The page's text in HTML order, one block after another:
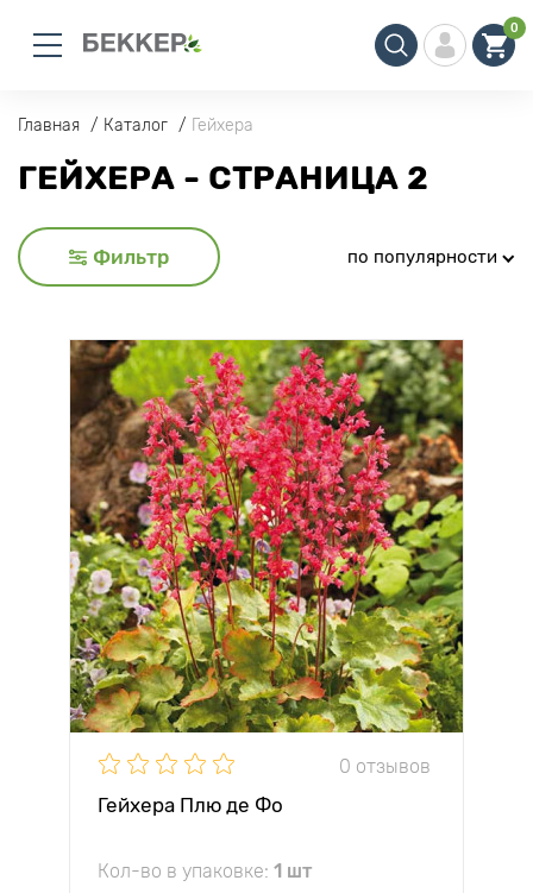
0
Главная Каталог Гейхера
ГЕЙХЕРА - СТРАНИЦА 2
Фильтр по популярности
0 отзывов
Гейхера Плю де Фо
Кол-во в упаковке: 1 шт